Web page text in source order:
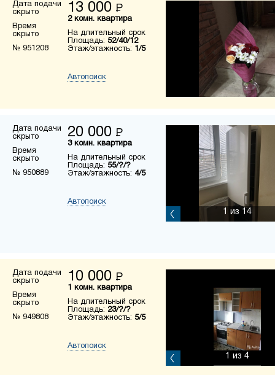
Дата подачи
скрыто
Время
скрыто
№ 951208
13 000 Р
2 комн. квартира
На длительный срок
Площадь: 52/40/12
Этаж/этажность: 1/5
Автопоиск
Дата подачи
скрыто
Время
скрыто
№ 950889
20 000 Р
3 комн. квартира
На длительный срок
Площадь: 55/?/?
Этаж/этажность: 4/5
Автопоиск
1 из 14
Дата подачи
скрыто
Время
скрыто
№ 949808
10 000 Р
1 комн. квартира
На длительный срок
Площадь: 23/?/?
Этаж/этажность: 5/5
Автопоиск
1 из 4